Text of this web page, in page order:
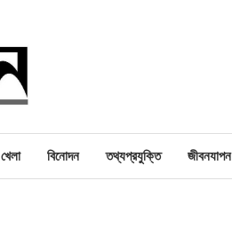
খেলা বিনোদন তথ্যপ্রযুক্তি জীবনযাপন